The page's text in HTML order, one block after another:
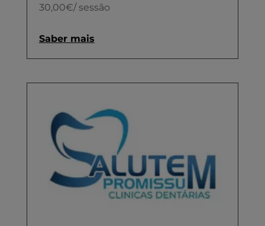
30,00€/ sessão
Saber mais